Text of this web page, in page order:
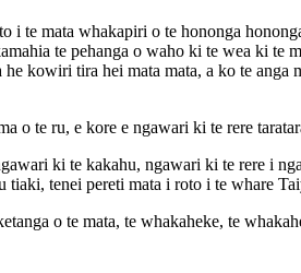
te mata whakapiri o te hononga
te pehanga o waho ki te wea ki te
kowiri tira hei mata mata, a ko te
o te ru, e kore e ngawari ki te rere
ki te kakahu, ngawari ki te rere i
tenei pereti mata i roto i te whare
o te mata, te whakaheke, te